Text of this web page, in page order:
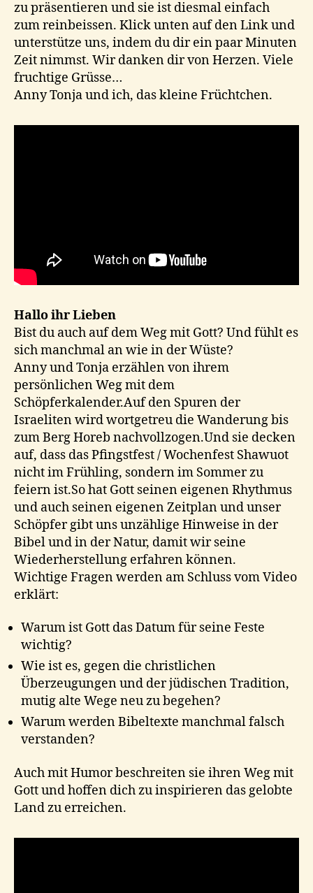
zu präsentieren und sie ist diesmal einfach
zum reinbeissen. Klick unten auf den Link und
unterstütze uns, indem du dir ein paar Minuten
Zeit nimmst. Wir danken dir von Herzen. Viele
fruchtige Grüsse…
Anny Tonja und ich, das kleine Früchtchen.
Hallo ihr Lieben
Bist du auch auf dem Weg mit Gott? Und fühlt es
sich manchmal an wie in der Wüste?
Anny und Tonja erzählen von ihrem
persönlichen Weg mit dem
Schöpferkalender.Auf den Spuren der
Israeliten wird wortgetreu die Wanderung bis
zum Berg Horeb nachvollzogen.Und sie decken
auf, dass das Pfingstfest / Wochenfest Shawuot
nicht im Frühling, sondern im Sommer zu
feiern ist.So hat Gott seinen eigenen Rhythmus
und auch seinen eigenen Zeitplan und unser
Schöpfer gibt uns unzählige Hinweise in der
Bibel und in der Natur, damit wir seine
Wiederherstellung erfahren können.
Wichtige Fragen werden am Schluss vom Video
erklärt:
Warum ist Gott das Datum für seine Feste
wichtig?
Wie ist es, gegen die christlichen
Überzeugungen und der jüdischen Tradition,
mutig alte Wege neu zu begehen?
Warum werden Bibeltexte manchmal falsch
verstanden?
Auch mit Humor beschreiten sie ihren Weg mit
Gott und hoffen dich zu inspirieren das gelobte
Land zu erreichen.